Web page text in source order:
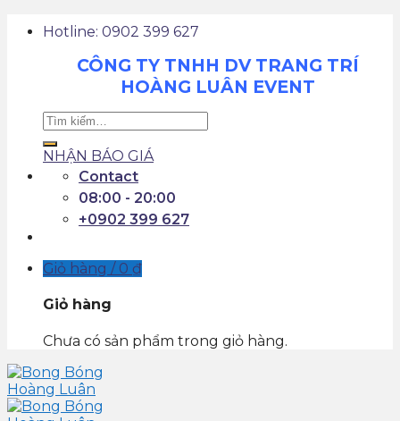
Hotline: 0902 399 627
CÔNG TY TNHH DV TRANG TRÍ
HOÀNG LUÂN EVENT
NHẬN BÁO GIÁ
Contact
08:00 - 20:00
+0902 399 627
Giỏ hàng / 0 ₫
Giỏ hàng
Chưa có sản phẩm trong giỏ hàng.